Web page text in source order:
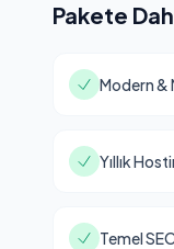
Pakete
Modern &
Yıllık
Temel